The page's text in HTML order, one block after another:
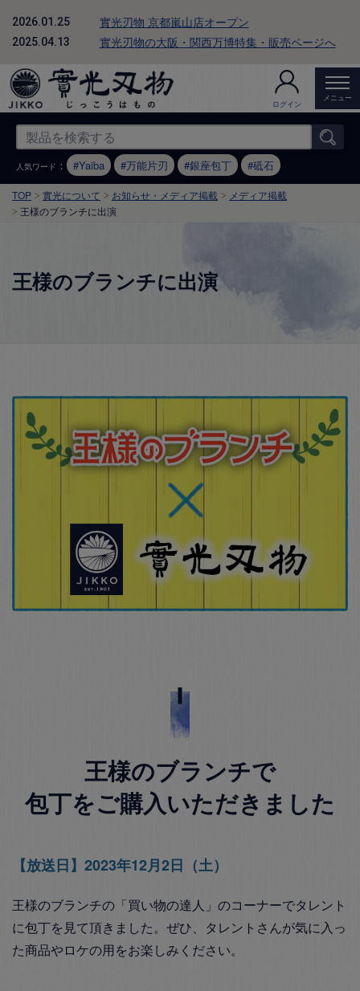
2026.01.25 實光刃物 京都嵐山店オープン
2025.04.13 實光刃物の大阪・関西万博特集・販売ページへ
ログイン
メニュー
人気ワード ： Yaiba 万能片刃 銀座包丁 砥石
TOP 實光について お知らせ・メディア掲載
メディア掲載
王様のブランチに出演
王様のブランチに出演
王様のブランチで
包丁をご購入いただきました
【放送日】2023年12月2日（土）
王様のブランチの「買い物の達人」のコーナーでタレント
に包丁を見て頂きました。ぜひ、タレントさんが気に入っ
た商品やロケの用をお楽しみください。